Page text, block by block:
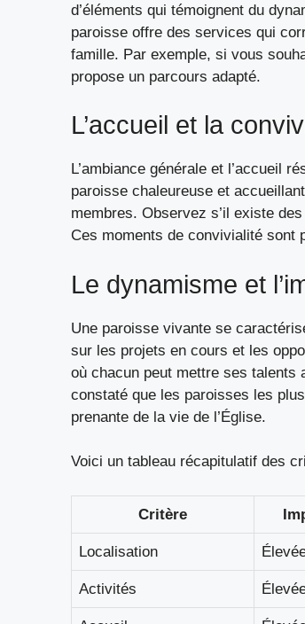
d’éléments qui témoignent du
paroisse offre des services qui
famille. Par exemple, si vous
propose un parcours adapté.
L’accueil et la
L’ambiance générale et l’accueil
paroisse chaleureuse et
membres. Observez s’il existe
Ces moments de convivialité sont
Le dynamisme et
Une paroisse vivante se
sur les projets en cours et les
où chacun peut mettre ses talents
constaté que les paroisses les
prenante de la vie de l’Église.
Voici un tableau récapitulatif des
Critère
Localisation
Activités